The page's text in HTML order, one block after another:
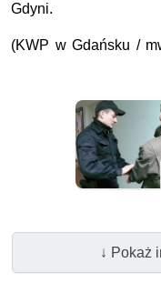
Gdyni.
(KWP w Gdańsku /
↓ Pokaż